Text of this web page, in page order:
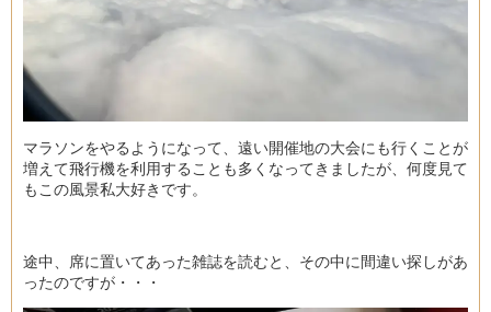
マラソンをやるようになって、遠い開催地の大会にも行くことが
増えて飛行機を利用することも多くなってきましたが、何度見て
もこの風景私大好きです。
途中、席に置いてあった雑誌を読むと、その中に間違い探しがあ
ったのですが・・・